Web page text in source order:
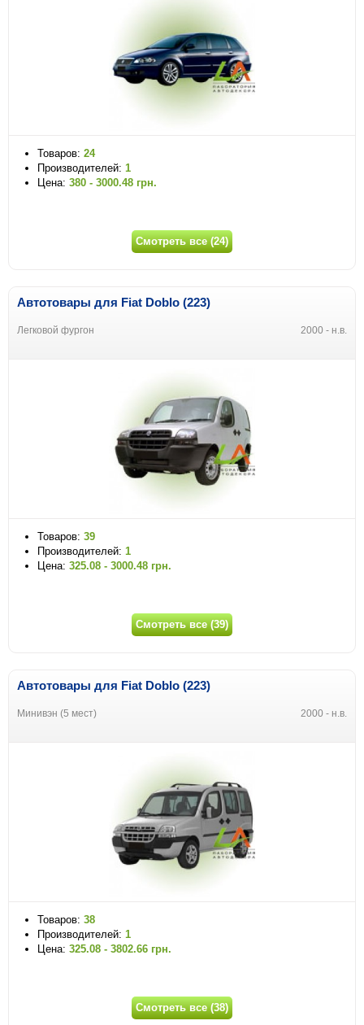
Товаров: 24
Производителей: 1
Цена: 380 - 3000.48 грн.
Смотреть все (24)
Автотовары для Fiat Doblo (223)
Легковой фургон 2000 - н.в.
Товаров: 39
Производителей: 1
Цена: 325.08 - 3000.48 грн.
Смотреть все (39)
Автотовары для Fiat Doblo (223)
Минивэн (5 мест) 2000 - н.в.
Товаров: 38
Производителей: 1
Цена: 325.08 - 3802.66 грн.
Смотреть все (38)